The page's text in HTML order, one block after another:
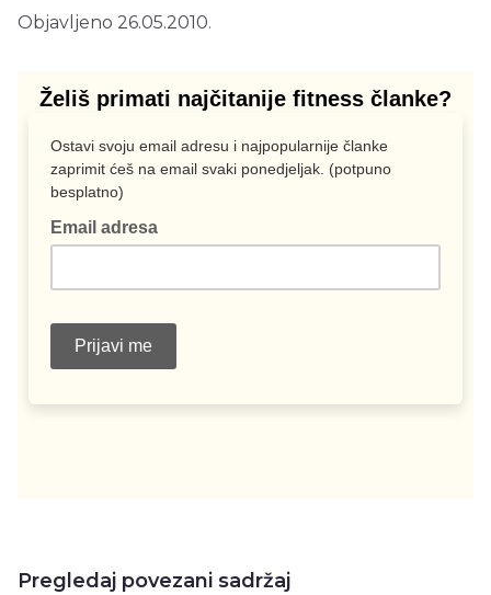
Objavljeno 26.05.2010.
Pregledaj povezani sadržaj